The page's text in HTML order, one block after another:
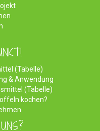
(Tabelle)
& Anwendung
(Tabelle)
kochen?